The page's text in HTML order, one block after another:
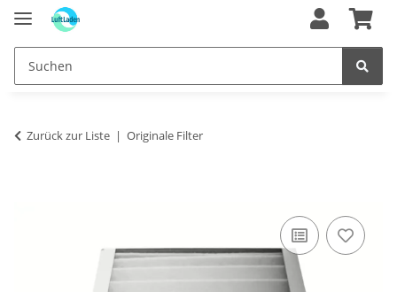
Zurück zur Liste Originale Filter